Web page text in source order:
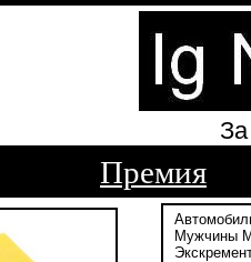
Премия
Мужчины